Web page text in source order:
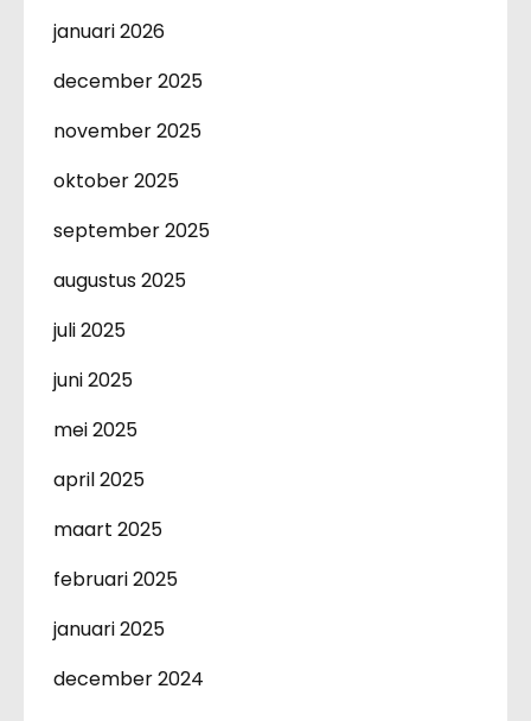
januari 2026
december 2025
november 2025
oktober 2025
september 2025
augustus 2025
juli 2025
juni 2025
mei 2025
april 2025
maart 2025
februari 2025
januari 2025
december 2024